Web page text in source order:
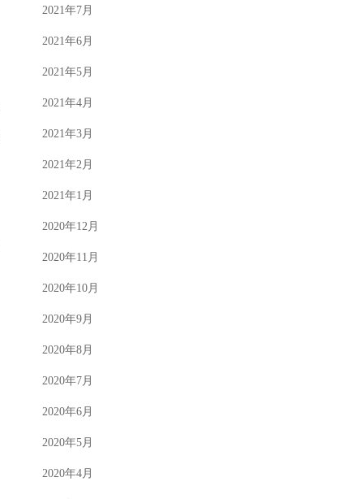
2021年7月
2021年6月
2021年5月
2021年4月
2021年3月
2021年2月
2021年1月
2020年12月
2020年11月
2020年10月
2020年9月
2020年8月
2020年7月
2020年6月
2020年5月
2020年4月